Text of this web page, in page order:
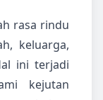
rasa rindu
keluarga,
ini terjadi
kejutan